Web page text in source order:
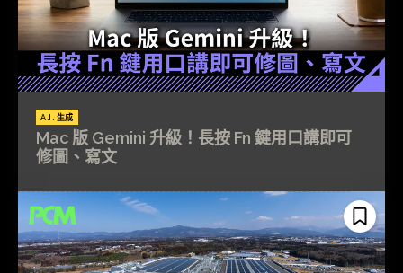
A.I. 生成
Mac 版 Gemini 升級！長按 Fn 鍵用口講即可
修圖、寫文